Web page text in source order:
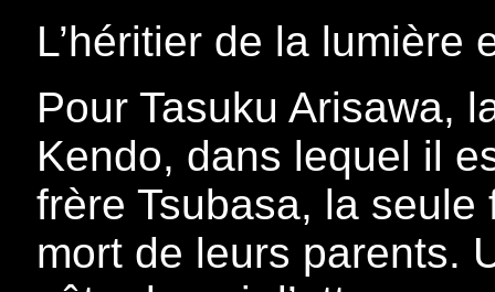
L’héritier de la lumière
Pour Tasuku Arisawa,
Kendo, dans lequel il
frère Tsubasa, la seule
mort de leurs parents.